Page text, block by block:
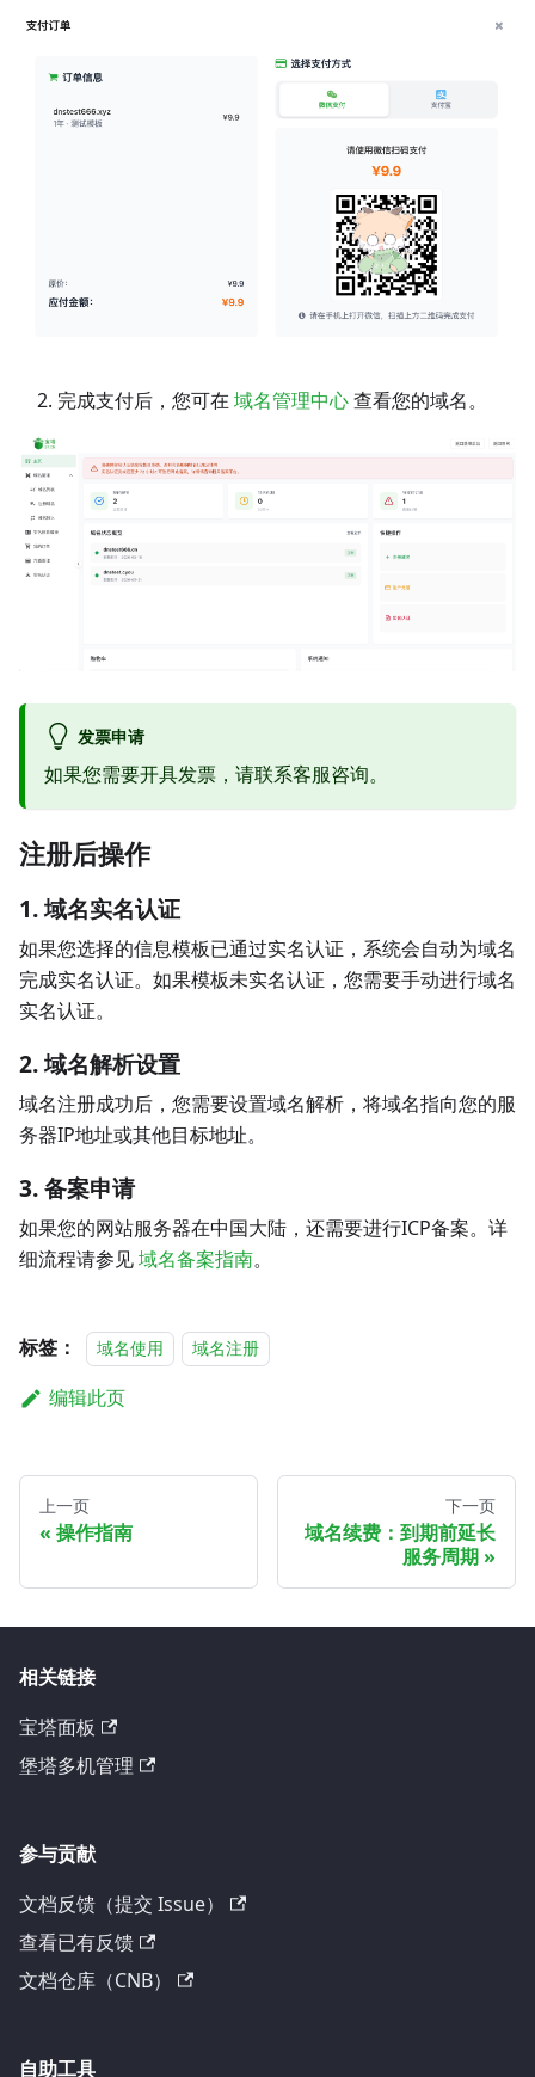
完成支付后，您可在 域名管理中心查看您的域名。
发票申请
如果您需要开具发票，请联系客服咨询。
注册后操作
1. 域名实名认证
如果您选择的信息模板已通过实名认证，系统会自动为域名
完成实名认证。如果模板未实名认证，您需要手动进行域名
实名认证。
2. 域名解析设置
域名注册成功后，您需要设置域名解析，将域名指向您的服
务器IP地址或其他目标地址。
3. 备案申请
如果您的网站服务器在中国大陆，还需要进行ICP备案。详
细流程请参见域名备案指南。
标签： 域名使用 域名注册
编辑此页
上一页
操作指南
下一页
域名续费：到期前延长
服务周期
相关链接
宝塔面板
堡塔多机管理
参与贡献
文档反馈（提交 Issue）
查看已有反馈
文档仓库（CNB）
自助工具